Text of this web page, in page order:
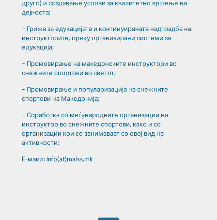
друго) и создавање услови за квалитетно вршење на
дејноста;
– Грижа за едукацијата и континуираната надградба на
инструкторите, преку организирани системи за
едукација;
– Промовирање на македонските инструктори во
снежните спортови во светот;
– Промовирање и популаризација на снежните
спортови на Македонија;
– Соработка со меѓународните организации на
инструктор во снежните спортови, како и со
организации кои се занимаваат со овој вид на
активности;
E-маил: info(at)maiss.mk